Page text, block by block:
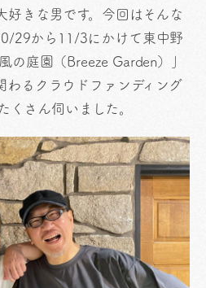
好きな男です。今回はそんな
29から11/3にかけて東中野
の庭園（Breeze Garden）」
わるクラウドファンディング
くさん伺いました。